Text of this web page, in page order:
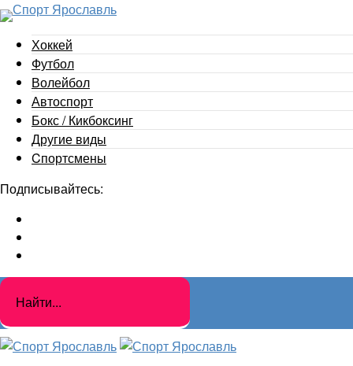
Хоккей
Футбол
Волейбол
Автоспорт
Бокс / Кикбоксинг
Другие виды
Cпортсмены
Подписывайтесь: